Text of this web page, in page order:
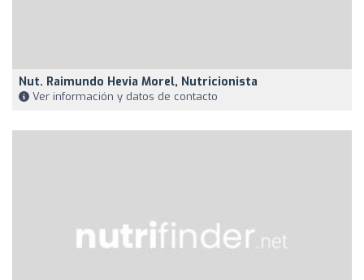
Nut. Raimundo Hevia Morel, Nutricionista
Ver información y datos de contacto